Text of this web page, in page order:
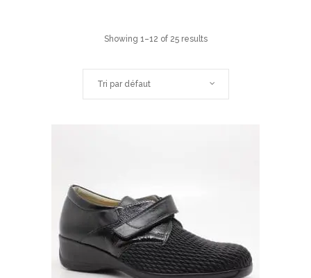
Showing 1–12 of 25 results
Tri par défaut